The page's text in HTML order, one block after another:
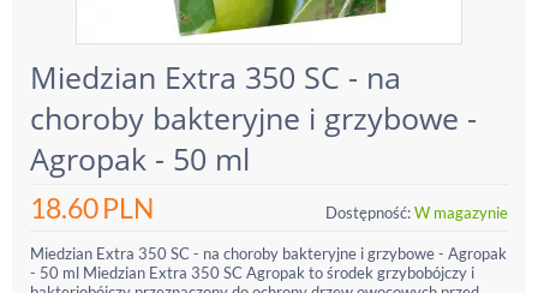
Miedzian Extra 350 SC - na
choroby bakteryjne i grzybowe -
Agropak - 50 ml
18.60PLN Dostępność:W magazynie
Miedzian Extra 350 SC - na choroby bakteryjne i grzybowe - Agropak
- 50 ml Miedzian Extra 350 SC Agropak to środek grzybobójczy i